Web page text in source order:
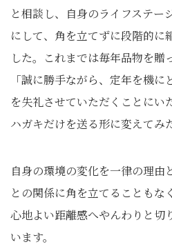
と相談し、自身のライフステー
にして、角を立てずに段階的に
した。これまでは毎年品物を贈
「誠に勝手ながら、定年を機
を失礼させていただくことにい
ハガキだけを送る形に変えてみ
自身の環境の変化を一律の理由
との関係に角を立てることもな
心地よい距離感へやんわりと切
います。